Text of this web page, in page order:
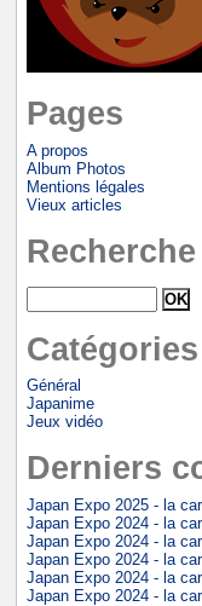
Pages
A propos
Album Photos
Mentions légales
Vieux articles
Recherche
Catégories
Général
Japanime
Jeux vidéo
Derniers
Japan Expo 2025 - la
Japan Expo 2024 - la
Japan Expo 2024 - la
Japan Expo 2024 - la
Japan Expo 2024 - la
Japan Expo 2024 - la